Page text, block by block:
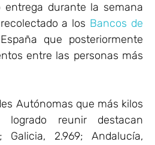
entrega durante la semana
a los Bancos de
que posteriormente
entre las personas más
Autónomas que más kilos
reunir destacan
Galicia, 2.969; Andalucía,